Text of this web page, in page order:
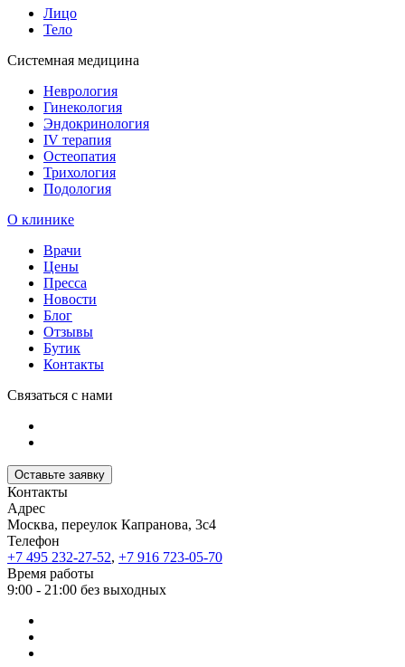
Лицо
Тело
Системная медицина
Неврология
Гинекология
Эндокринология
IV терапия
Остеопатия
Трихология
Подология
О клинике
Врачи
Цены
Пресса
Новости
Блог
Отзывы
Бутик
Контакты
Связаться с нами
Оставьте заявку
Контакты
Адрес
Москва, переулок Капранова, 3с4
Телефон
+7 495 232-27-52, +7 916 723-05-70
Время работы
9:00 - 21:00 без выходных